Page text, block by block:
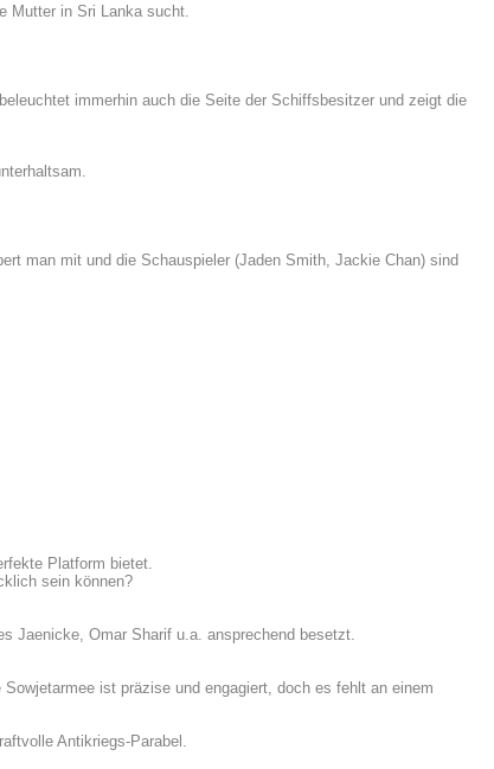
Mutter in Sri Lanka sucht.
immerhin auch die Seite der Schiffsbesitzer und zeigt die
man mit und die Schauspieler (Jaden Smith, Jackie Chan) sind
Platform bietet.
sein können?
Jaenicke, Omar Sharif u.a. ansprechend besetzt.
ist präzise und engagiert, doch es fehlt an einem
Antikriegs-Parabel.